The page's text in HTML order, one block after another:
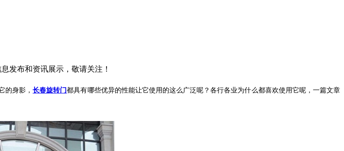
发布和资讯展示，敬请关注！
的身影，长春旋转门都具有哪些优异的性能让它使用的这么广泛呢？各行各业为什么都喜欢使用它呢，一篇文章